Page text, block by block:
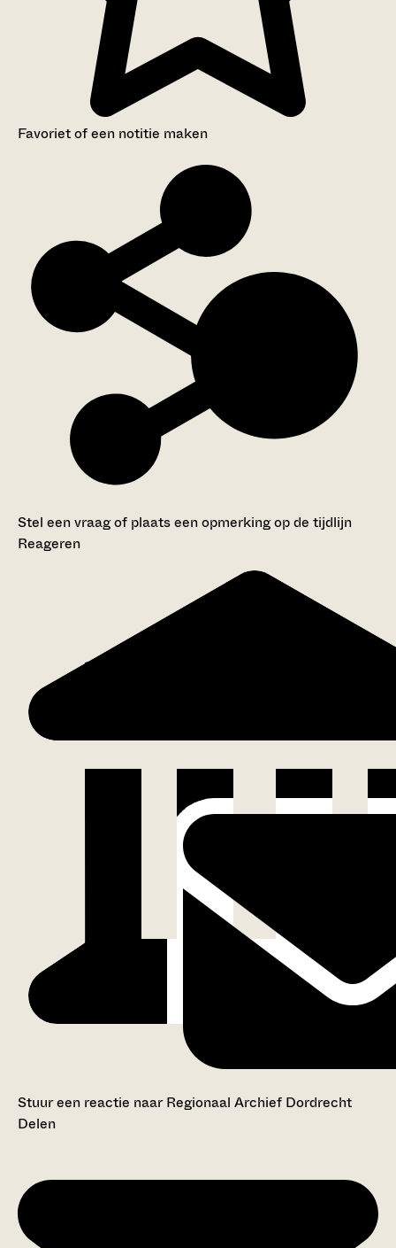
Favoriet of een notitie maken
Stel een vraag of plaats een opmerking op de tijdlijn
Reageren
Stuur een reactie naar Regionaal Archief Dordrecht
Delen